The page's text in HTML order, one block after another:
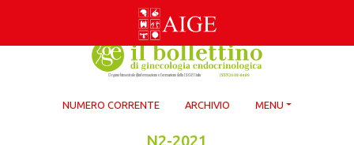
NUMERO CORRENTE ARCHIVIO MENU
N2-2021